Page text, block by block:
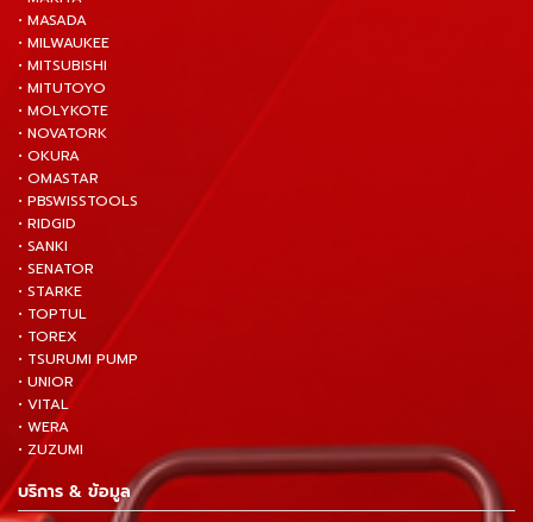
• MASADA
• MILWAUKEE
• MITSUBISHI
• MITUTOYO
• MOLYKOTE
• NOVATORK
• OKURA
• OMASTAR
• PBSWISSTOOLS
• RIDGID
• SANKI
• SENATOR
• STARKE
• TOPTUL
• TOREX
• TSURUMI PUMP
• UNIOR
• VITAL
• WERA
• ZUZUMI
บริการ & ข้อมูล